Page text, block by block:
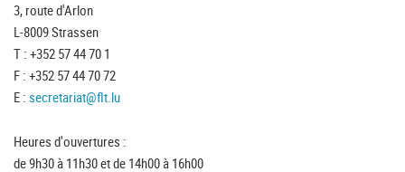
3, route d'Arlon
L-8009 Strassen
T : +352 57 44 70 1
F : +352 57 44 70 72
E : secretariat@flt.lu
Heures d'ouvertures :
de 9h30 à 11h30 et de 14h00 à 16h00